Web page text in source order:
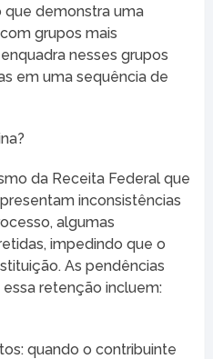
que demonstra uma
grupos mais
nesses grupos
em uma sequência de
da Receita Federal que
inconsistências
algumas
impedindo que o
As pendências
retenção incluem:
quando o contribuinte